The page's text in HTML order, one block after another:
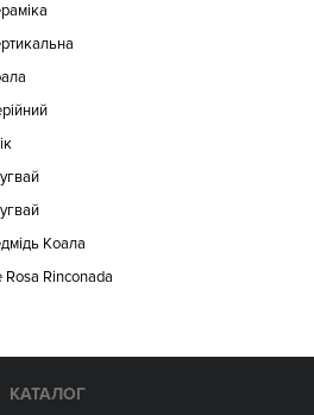
Коала
Rosa Rinconada
КАТАЛОГ